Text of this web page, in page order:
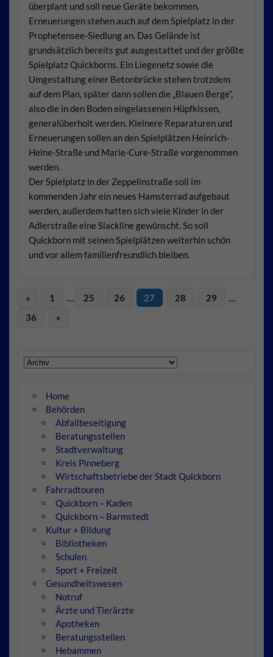
überplant und soll neue Geräte bekommen.
Erneuerungen stehen auch auf dem Spielplatz in der
Prophetensee-Siedlung an. Das Gelände ist
grundsätzlich bereits gut ausgestattet und der größte
Spielplatz Quickborns. Ein Liegenetz sowie die
Umgestaltung einer Betonbrücke stehen trotzdem
auf dem Plan, später dann sollen die „Blauen Berge“,
also die in den Boden eingelassenen Hüpfkissen,
generalüberholt werden. Kleinere Reparaturen und
Erneuerungen sollen an den Spielplätzen Heinrich-
Heine-Straße und Marie-Cure-Straße vorgenommen
werden.
Der Spielplatz in der Zeppelinstraße soll im
kommenden Jahr ein neues Hamsterrad aufgebaut
werden, außerdem hatten sich viele Kinder in der
Adlerstraße eine Slackline gewünscht. So soll
Quickborn mit seinen Spielplätzen weiterhin schön
und vor allem familienfreundlich bleiben.
« 1 … 25 26 27 28 29
…
36
»
Home
Behörden
Abfallbeseitigung
Beratungsstellen
Stadtverwaltung
Kreis Pinneberg
Wirtschaftsbetriebe der Stadt Quickborn
Fahrradtouren
Quickborn – Kaden
Quickborn – Barmstedt
Kultur + Bildung
Bibliotheken
Schulen
Sport + Freizeit
Gesundheitswesen
Notruf
Ärzte und Tierärzte
Apotheken
Beratungsstellen
Hebammen